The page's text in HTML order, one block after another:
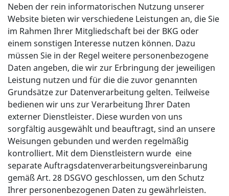
Neben der rein informatorischen Nutzung unserer
Website bieten wir verschiedene Leistungen an, die Sie
im Rahmen Ihrer Mitgliedschaft bei der BKG oder
einem sonstigen Interesse nutzen können. Dazu
müssen Sie in der Regel weitere personenbezogene
Daten angeben, die wir zur Erbringung der jeweiligen
Leistung nutzen und für die die zuvor genannten
Grundsätze zur Datenverarbeitung gelten. Teilweise
bedienen wir uns zur Verarbeitung Ihrer Daten
externer Dienstleister. Diese wurden von uns
sorgfältig ausgewählt und beauftragt, sind an unsere
Weisungen gebunden und werden regelmäßig
kontrolliert. Mit dem Dienstleistern wurde eine
separate Auftragsdatenverarbeitungsvereinbarung
gemäß Art. 28 DSGVO geschlossen, um den Schutz
Ihrer personenbezogenen Daten zu gewährleisten.